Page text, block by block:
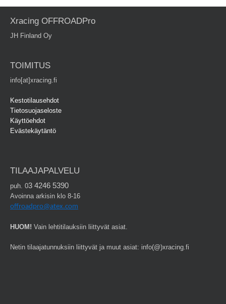
Xracing OFFROADPro
JH Finland Oy
TOIMITUS
info[at]xracing.fi
Kestotilausehdot
Tietosuojaseloste
Käyttöehdot
Evästekäytäntö
TILAAJAPALVELU
puh. 03 4246 5390
Avoinna arkisin klo 8-16
offroadpro@atex.com
HUOM! Vain lehtitilauksiin liittyvät asiat.
Netin tilaajatunnuksiin liittyvät ja muut asiat: info(@)xracing.fi